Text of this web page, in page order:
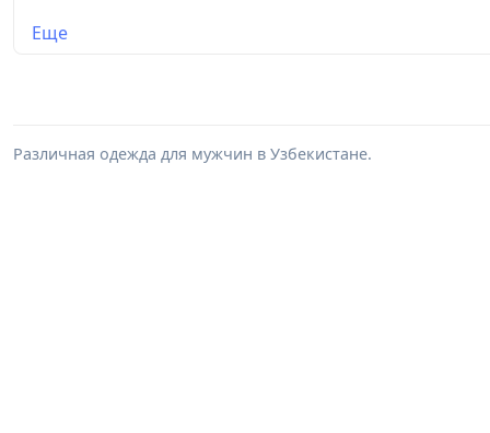
Еще
Различная одежда для мужчин в Узбекистане.